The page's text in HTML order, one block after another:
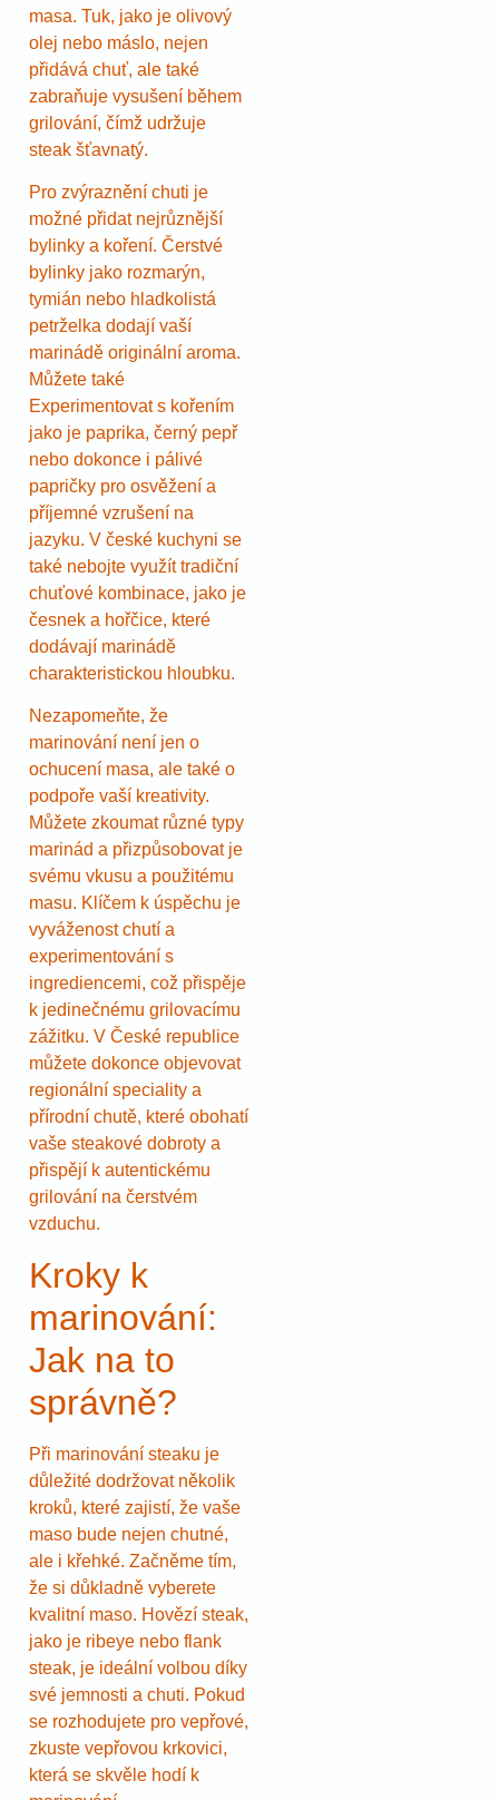
masa. Tuk, jako je olivový
olej nebo máslo, nejen
přidává chuť, ale také
zabraňuje vysušení během
grilování, čímž udržuje
steak šťavnatý.
Pro zvýraznění chuti je
možné přidat nejrůznější
bylinky a koření. Čerstvé
bylinky jako rozmarýn,
tymián nebo hladkolistá
petrželka dodají vaší
marinádě originální aroma.
Můžete také
Experimentovat s kořením
jako je paprika, černý pepř
nebo dokonce i pálivé
papričky pro osvěžení a
příjemné vzrušení na
jazyku. V české kuchyni se
také nebojte využít tradiční
chuťové kombinace, jako je
česnek a hořčice, které
dodávají marinádě
charakteristickou hloubku.
Nezapomeňte, že
marinování není jen o
ochucení masa, ale také o
podpoře vaší kreativity.
Můžete zkoumat různé typy
marinád a přizpůsobovat je
svému vkusu a použitému
masu. Klíčem k úspěchu je
vyváženost chutí a
experimentování s
ingrediencemi, což přispěje
k jedinečnému grilovacímu
zážitku. V České republice
můžete dokonce objevovat
regionální speciality a
přírodní chutě, které obohatí
vaše steakové dobroty a
přispějí k autentickému
grilování na čerstvém
vzduchu.
Kroky k
marinování:
Jak na to
správně?
Při marinování steaku je
důležité dodržovat několik
kroků, které zajistí, že vaše
maso bude nejen chutné,
ale i křehké. Začněme tím,
že si důkladně vyberete
kvalitní maso. Hovězí steak,
jako je ribeye nebo flank
steak, je ideální volbou díky
své jemnosti a chuti. Pokud
se rozhodujete pro vepřové,
zkuste vepřovou krkovici,
která se skvěle hodí k